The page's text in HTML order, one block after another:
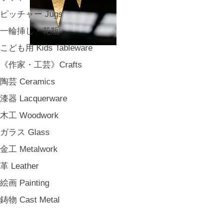
ピッチャー Jugs
一輪挿し・花瓶
こども用 Kids Tableware
《作家・工芸》Crafts
陶芸 Ceramics
漆器 Lacquerware
木工 Woodwork
ガラス Glass
金工 Metalwork
革 Leather
絵画 Painting
鋳物 Cast Metal